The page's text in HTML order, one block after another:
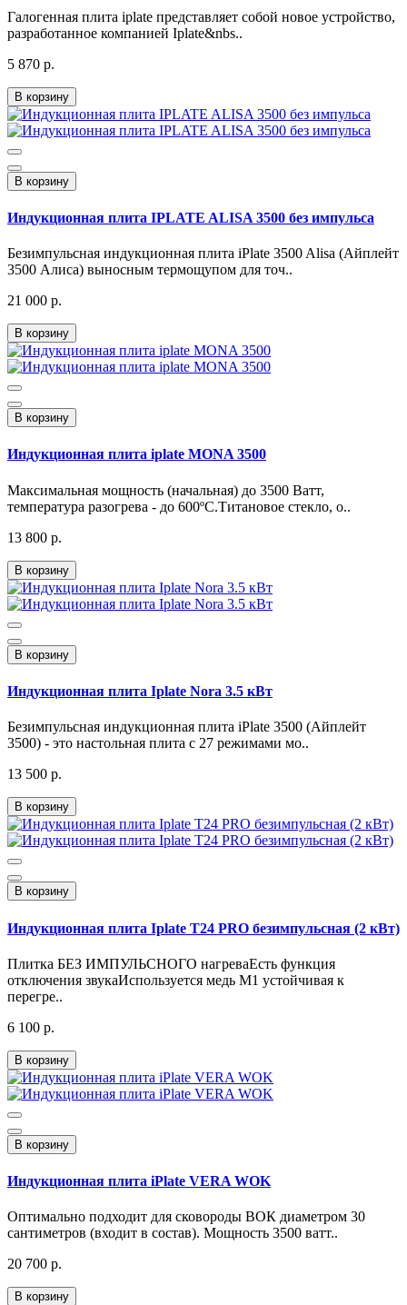
Галогенная плита iplate представляет собой новое устройство,
разработанное компанией Iplate&nbs..
5 870 р.
В корзину
В корзину
Индукционная плита IPLATE ALISA 3500 без импульса
Безимпульсная индукционная плита iPlate 3500 Alisa (Айплейт
3500 Алиса) выносным термощупом для точ..
21 000 р.
В корзину
В корзину
Индукционная плита iplate MONA 3500
Максимальная мощность (начальная) до 3500 Ватт,
температура разогрева - до 600ºС.Титановое стекло, о..
13 800 р.
В корзину
В корзину
Индукционная плита Iplate Nora 3.5 кВт
Безимпульсная индукционная плита iPlate 3500 (Айплейт
3500) - это настольная плита с 27 режимами мо..
13 500 р.
В корзину
В корзину
Индукционная плита Iplate T24 PRO безимпульсная (2 кВт)
Плитка БЕЗ ИМПУЛЬСНОГО нагреваЕсть функция
отключения звукаИспользуется медь М1 устойчивая к
перегре..
6 100 р.
В корзину
В корзину
Индукционная плита iPlate VERA WOK
Оптимально подходит для сковороды ВОК диаметром 30
сантиметров (входит в состав). Мощность 3500 ватт..
20 700 р.
В корзину